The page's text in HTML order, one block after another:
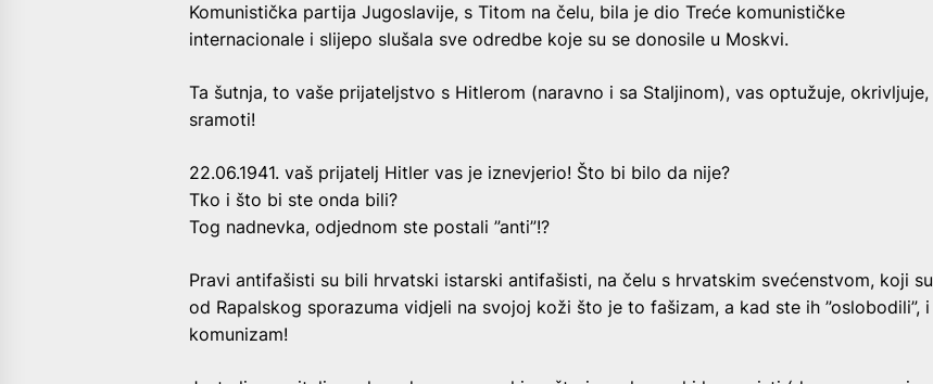
Komunistička partija Jugoslavije, s Titom na čelu, bila je dio Treće komunističke
internacionale i slijepo slušala sve odredbe koje su se donosile u Moskvi.
Ta šutnja, to vaše prijateljstvo s Hitlerom (naravno i sa Staljinom), vas optužuje, okrivljuje,
sramoti!
22.06.1941. vaš prijatelj Hitler vas je iznevjerio! Što bi bilo da nije?
Tko i što bi ste onda bili?
Tog nadnevka, odjednom ste postali ”anti”!?
Pravi antifašisti su bili hrvatski istarski antifašisti, na čelu s hrvatskim svećenstvom, koji su
od Rapalskog sporazuma vidjeli na svojoj koži što je to fašizam, a kad ste ih ”oslobodili”, i
komunizam!